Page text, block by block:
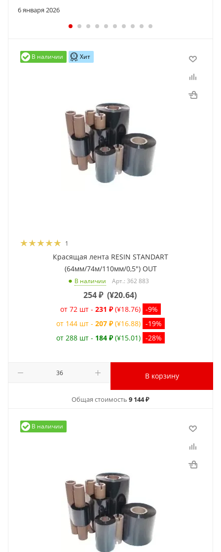
6 января 2026
В наличии Хит
1
Красящая лента RESIN STANDART
(64мм/74м/110мм/0,5") OUT
В наличии Арт.: 362 883
254₽ (¥20.64)
от 72 шт - 231 ₽ (¥18.76) -9%
от 144 шт - 207 ₽ (¥16.88) -19%
от 288 шт - 184 ₽ (¥15.01) -28%
В корзину
Общая стоимость 9 144 ₽
В наличии